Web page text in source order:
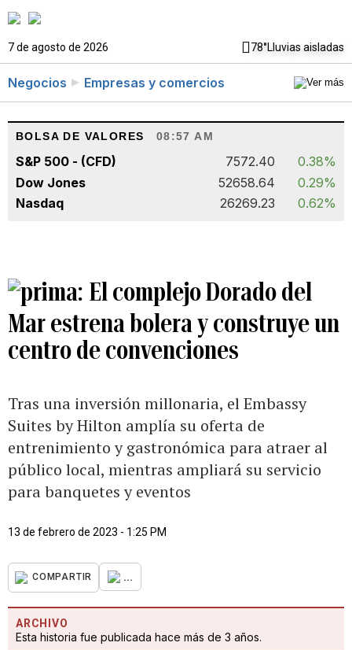
7 de agosto de 2026 78°Lluvias aisladas
Negocios Empresas y comercios
BOLSA DE VALORES 08:57 AM
S&P 500 - (CFD) 7572.40
0.38%
Dow Jones
52658.64
0.29%
Nasdaq
26269.23 0.62%
El complejo Dorado del
Mar estrena bolera y construye un
centro de convenciones
Tras una inversión millonaria, el Embassy
Suites by Hilton amplía su oferta de
entrenimiento y gastronómica para atraer al
público local, mientras ampliará su servicio
para banquetes y eventos
13 de febrero de 2023 - 1:25 PM
COMPARTIR ...
ARCHIVO
Esta historia fue publicada hace más de 3 años.